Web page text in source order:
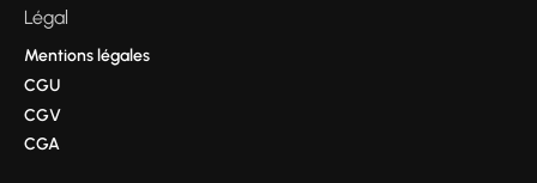
Légal
Mentions légales
CGU
CGV
CGA